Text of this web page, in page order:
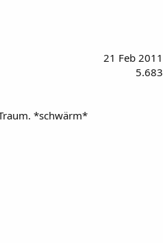
21 Feb 2011
5.683
*schwärm*